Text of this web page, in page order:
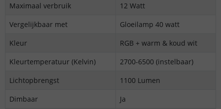
Maximaal verbruik
12 Watt
Vergelijkbaar met
Gloeilamp 40 watt
Kleur
RGB + warm & koud wit
Kleurtemperatuur (Kelvin)
2700-6500 (instelbaar)
Lichtopbrengst
1100 Lumen
Dimbaar
Ja